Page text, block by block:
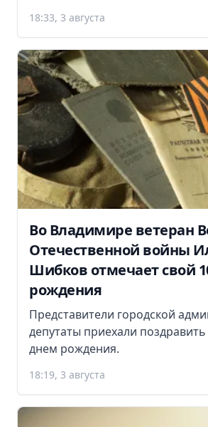
18:33, 3 августа
Во Владимире ветеран
Отечественной войны
Шибков отмечает свой
рождения
Представители городской
депутаты приехали поздравить
днем рождения.
18:19, 3 августа